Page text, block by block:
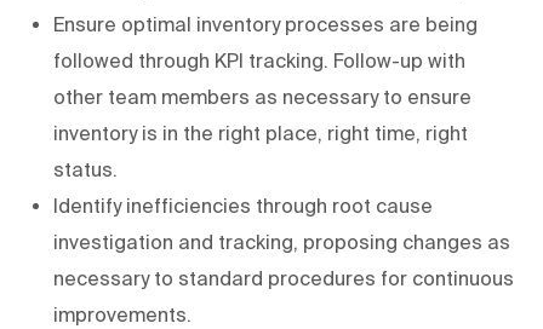
Ensure optimal inventory processes are being
followed through KPI tracking. Follow-up with
other team members as necessary to ensure
inventory is in the right place, right time, right
status.
Identify inefficiencies through root cause
investigation and tracking, proposing changes as
necessary to standard procedures for continuous
improvements.